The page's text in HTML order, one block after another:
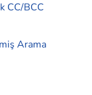
CC/BCC
Arama